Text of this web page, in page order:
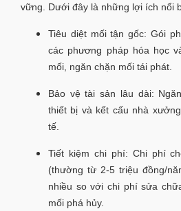
vững. Dưới đây là những lợi ích nổi
Tiêu diệt mối tận gốc: Gói
các phương pháp hóa học
mối, ngăn chặn mối tái phát.
Bảo vệ tài sản lâu dài:
thiết bị và kết cấu nhà
tế.
Tiết kiệm chi phí: Chi phí
(thường từ 2-5 triệu đồng/
nhiều so với chi phí sửa
mối phá hủy.